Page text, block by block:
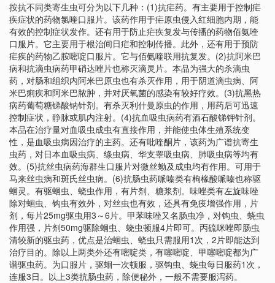
按抗不同类寄生虫可分为以下几种：(1)抗疟药。有主要用于控制疟
疾症状的药物氯喹口服片。该药作用于疟原虫侵入红细胞内期，能
有效的控制症状发作。还有用于防止疟疾复发与传播的药物佰氨喹
口服片。它主要用于根治间日疟和控制传播。此外，还有用于预防
疟疾的药物乙胺嘧啶口服片。它与佰氨喹联用抗复发。(2)抗阿米巴
病和抗滴虫病药甲硝达唑片也称灭滴灵片。本品为强大的杀滴虫
药，对肠和组织内阿米巴原虫也有杀灭作用，用于阴道滴虫病、阿
米巴痢疾和阿米巴脓肿，并对厌氧菌的感染有较好疗效。(3)抗黑热
病药葡萄糖锑酸钠针剂。有杀灭利什曼原虫的作用，用药后可迅速
控制症状，静脉或肌内注射。(4)抗血吸虫病药有酒石酸锑钾针剂。
本品在治疗量对血吸虫成虫有直接作用，并能使虫体生殖系统变
性，是血吸虫病因治疗的主药。还有吡喹酮片，该药为广谱抗寄生
虫药，对日本血吸虫病、绦虫病、华支睾吸虫病、肺吸虫病等均有
效。(5)抗丝虫病药海群生口服片对微丝蚴及成虫均有作用。可用于
马来丝虫病和斑氏丝虫病。(6)抗肠虫药哌嗪类有枸椽酸哌嗪也称驱
蛔灵。有驱蛔虫、蛲虫作用，有片剂、糖浆剂。味唑类有左旋味唑
除对蛔虫、钩虫有效外，对丝虫也有效，还具有免疫增强作用，片
剂，每片25mg驱虫用3～6片。甲苯味唑又名肠虫净，对钩虫、蛲虫
作用强，片剂50mg驱除蛔虫、蛲虫顿服4片即可。丙硫咪唑即肠虫
清较新的驱虫药，优点是治蛔虫、蛲虫只需服用1次，2片即能达到
治疗目的。除以上两类外还有嘧啶类，有噻嘧啶、甲噻嘧啶都为广
谱驱虫药。为口服片，驱蛔一次顿服，驱钩虫、蛲虫每日服药1次，
连服3日。以上3类抗肠虫药，除便秘外，一般不需要服泻药。